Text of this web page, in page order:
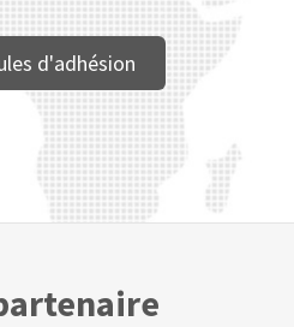
d'adhésion